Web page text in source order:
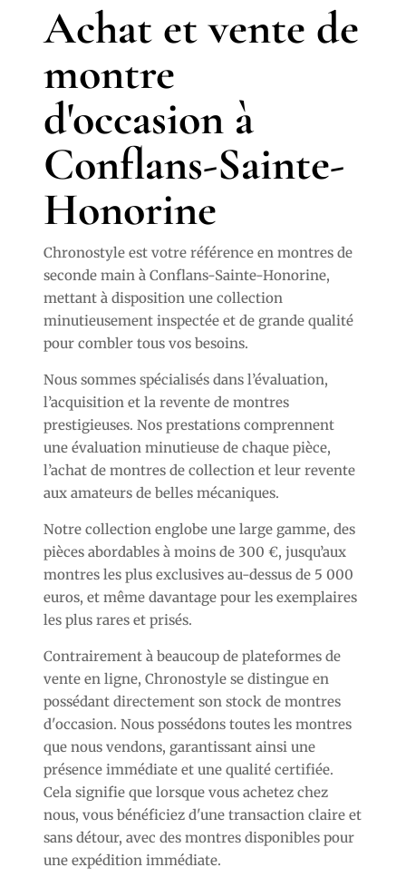
Achat et vente de
montre
d'occasion à
Conflans-Sainte-
Honorine
Chronostyle est votre référence en montres de
seconde main à Conflans-Sainte-Honorine,
mettant à disposition une collection
minutieusement inspectée et de grande qualité
pour combler tous vos besoins.
Nous sommes spécialisés dans l’évaluation,
l’acquisition et la revente de montres
prestigieuses. Nos prestations comprennent
une évaluation minutieuse de chaque pièce,
l’achat de montres de collection et leur revente
aux amateurs de belles mécaniques.
Notre collection englobe une large gamme, des
pièces abordables à moins de 300 €, jusqu’aux
montres les plus exclusives au-dessus de 5 000
euros, et même davantage pour les exemplaires
les plus rares et prisés.
Contrairement à beaucoup de plateformes de
vente en ligne, Chronostyle se distingue en
possédant directement son stock de montres
d'occasion. Nous possédons toutes les montres
que nous vendons, garantissant ainsi une
présence immédiate et une qualité certifiée.
Cela signifie que lorsque vous achetez chez
nous, vous bénéficiez d'une transaction claire et
sans détour, avec des montres disponibles pour
une expédition immédiate.